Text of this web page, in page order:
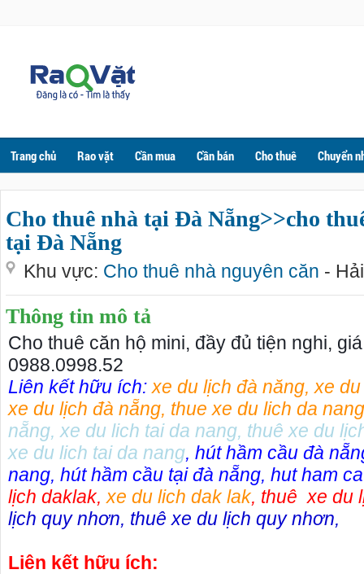
Trang chủ Rao vặt Cần mua Cần bán Cho thuê Chuyển
Cho thuê nhà tại Đà Nẵng>>cho
tại Đà Nẵng
Khu vực: Cho thuê nhà nguyên căn -
Thông tin mô tả
Cho thuê căn hộ mini, đầy đủ tiện nghi,
0988.0998.52
Liên kết hữu ích:xe du lịch đà năng,xe
xe du lịch đà nẵng, thue xe du lich da nang
nẵng,xe du lich tai da nang, thuê xe du
xe du lich tai da nang, hút hầm cầu đà
nang, hút hầm cầu tại đà nẵng, hut ham
lịch daklak,xe du lich dak lak, thuê xe du
lịch quy nhơn, thuê xe du lịch quy nhơn,
Liên kết hữu ích: